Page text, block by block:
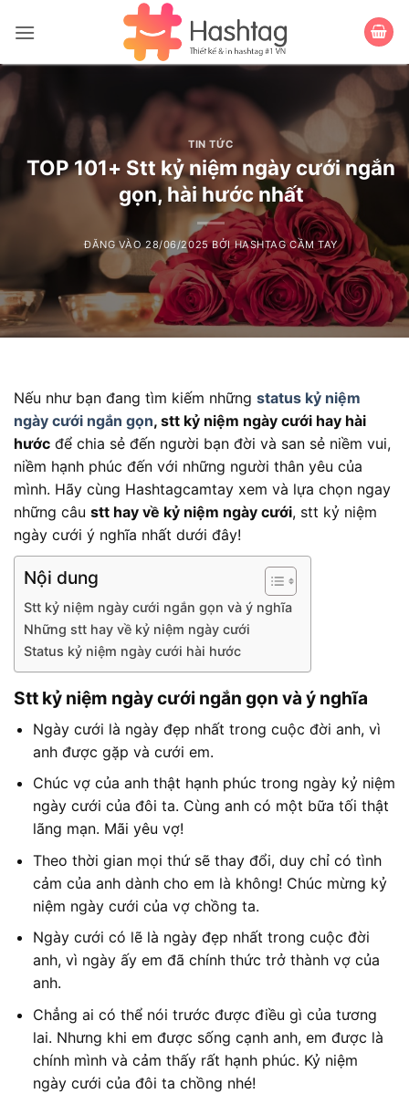
qua
dung
TIN TỨC
TOP 101+ Stt kỷ niệm ngày cưới ngắn
gọn, hài hước nhất
ĐĂNG VÀO28/06/2025 BỞIHASHTAG CẦM TAY
Nếu như bạn đang tìm kiếm những status kỷ niệm
ngày cưới ngắn gọn, stt kỷ niệm ngày cưới hay hài
hước để chia sẻ đến người bạn đời và san sẻ niềm vui,
niềm hạnh phúc đến với những người thân yêu của
mình. Hãy cùng Hashtagcamtay xem và lựa chọn ngay
những câu stt hay về kỷ niệm ngày cưới, stt kỷ niệm
ngày cưới ý nghĩa nhất dưới đây!
Nội dung
Stt kỷ niệm ngày cưới ngắn gọn và ý nghĩa
Những stt hay về kỷ niệm ngày cưới
Status kỷ niệm ngày cưới hài hước
Stt kỷ niệm ngày cưới ngắn gọn và ý nghĩa
Ngày cưới là ngày đẹp nhất trong cuộc đời anh, vì
anh được gặp và cưới em.
Chúc vợ của anh thật hạnh phúc trong ngày kỷ niệm
ngày cưới của đôi ta. Cùng anh có một bữa tối thật
lãng mạn. Mãi yêu vợ!
Theo thời gian mọi thứ sẽ thay đổi, duy chỉ có tình
cảm của anh dành cho em là không! Chúc mừng kỷ
niệm ngày cưới của vợ chồng ta.
Ngày cưới có lẽ là ngày đẹp nhất trong cuộc đời
anh, vì ngày ấy em đã chính thức trở thành vợ của
anh.
Chẳng ai có thể nói trước được điều gì của tương
lai. Nhưng khi em được sống cạnh anh, em được là
chính mình và cảm thấy rất hạnh phúc. Kỷ niệm
ngày cưới của đôi ta chồng nhé!